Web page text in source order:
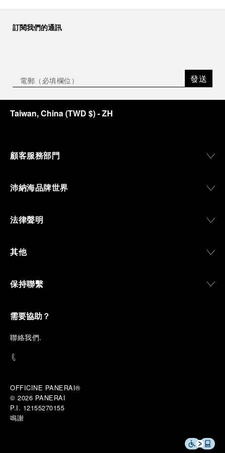
訂閱我們的通訊
發送
Taiwan, China(TWD $)- ZH
顧客服務部門
沛納海品牌世界
法律聲明
其他
保持聯繫
需要協助？
聯絡我們.
OFFICINE PANERAI®
© 2026 PANERAI
P.I. 12155270155
鳴謝